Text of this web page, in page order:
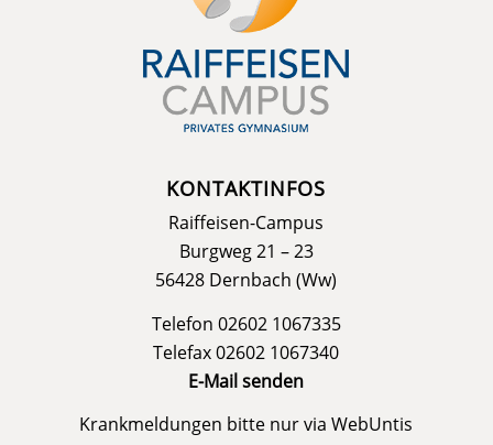
KONTAKTINFOS
Raiffeisen-Campus
Burgweg 21 – 23
56428 Dernbach (Ww)
Telefon 02602 1067335
Telefax 02602 1067340
E-Mail senden
Krankmeldungen bitte nur viaWebUntis